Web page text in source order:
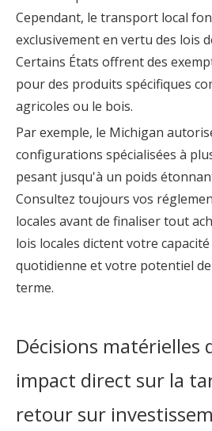
Cependant, le transport local
exclusivement en vertu des lois
Certains États offrent des
pour des produits spécifiques
agricoles ou le bois.
Par exemple, le Michigan
configurations spécialisées à
pesant jusqu'à un poids
Consultez toujours vos
locales avant de finaliser tout
lois locales dictent votre
quotidienne et votre potentiel
terme.
Décisions matérielles
impact direct sur la
retour sur